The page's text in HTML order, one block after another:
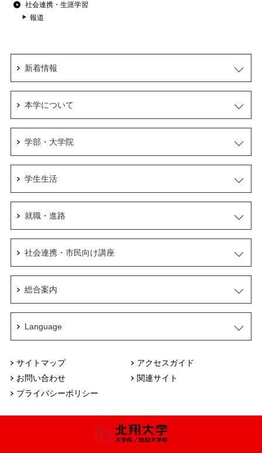
社会連携・生涯学習
報道
サイトマップ
アクセスガイド
お問い合わせ
関連サイト
プライバシーポリシー
新着情報
本学について
学部・大学院
学生生活
就職・進路
社会連携・市民向け講座
総合案内
Language